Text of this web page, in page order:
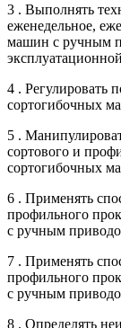
3 . Выполнять
еженедельное,
машин с ручным
4 . Регулировать
сортогибочных
5 .
сортового и
сортогибочных
6 . Применять
профильного
с ручным
7 . Применять
профильного
с ручным
8 . Определять